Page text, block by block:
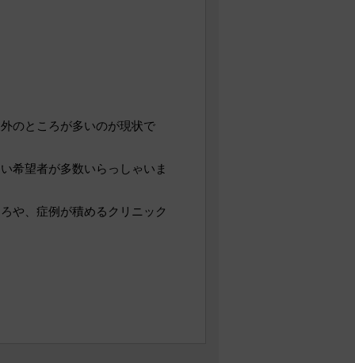
のところが多いのが現状で
希望者が多数いらっしゃいま
や、症例が積めるクリニック